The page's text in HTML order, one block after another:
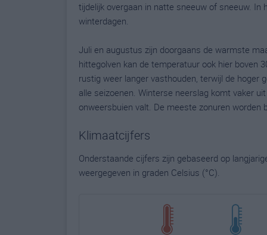
tijdelijk overgaan in natte sneeuw of sneeuw.
winterdagen.
Juli en augustus zijn doorgaans de warmste
hittegolven kan de temperatuur ook hier boven
rustig weer langer vasthouden, terwijl de hoger
alle seizoenen. Winterse neerslag komt vaker
onweersbuien valt. De meeste zonuren
Klimaatcijfers
Onderstaande cijfers zijn gebaseerd op
weergegeven in graden Celsius (°C).